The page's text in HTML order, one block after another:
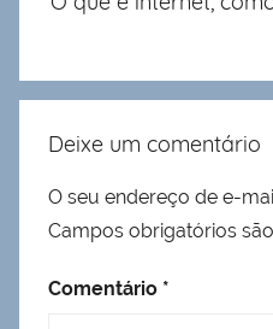
Deixe um comentário
O seu endereço de e-
Campos obrigatórios
Comentário *